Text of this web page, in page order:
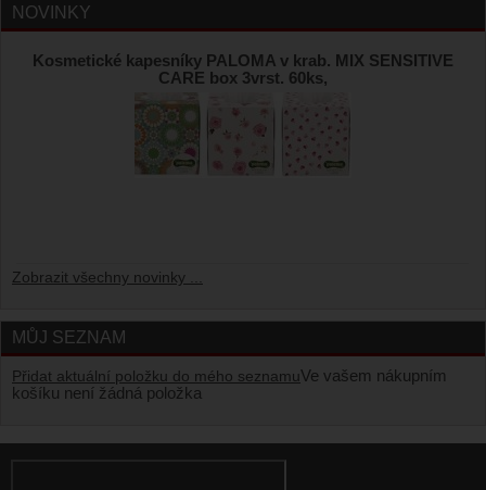
NOVINKY
Kosmetické kapesníky PALOMA v krab. MIX SENSITIVE
CARE box 3vrst. 60ks,
Zobrazit všechny novinky ...
MŮJ SEZNAM
Přidat aktuální položku do mého seznamuVe vašem nákupním
košíku není žádná položka